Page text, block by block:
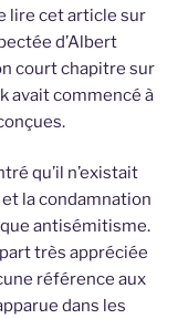
lire cet article sur
d’Albert
court chapitre sur
avait commencé à
qu’il n’existait
la condamnation
antisémitisme.
très appréciée
référence aux
dans les